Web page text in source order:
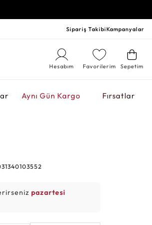
Sipariş TakibiKampanyalar
Sepetim
Favorilerim
Hesabım
Aynı Gün Kargo Fırsatlar
pazartesi